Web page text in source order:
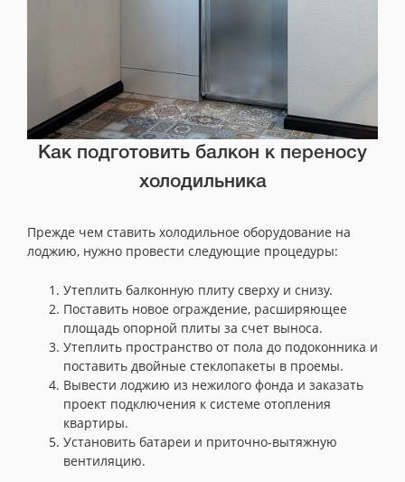
Как подготовить балкон к переносу
холодильника
Прежде чем ставить холодильное оборудование на
лоджию, нужно провести следующие процедуры:
Утеплить балконную плиту сверху и снизу.
Поставить новое ограждение, расширяющее
площадь опорной плиты за счет выноса.
Утеплить пространство от пола до подоконника и
поставить двойные стеклопакеты в проемы.
Вывести лоджию из нежилого фонда и заказать
проект подключения к системе отопления
квартиры.
Установить батареи и приточно-вытяжную
вентиляцию.